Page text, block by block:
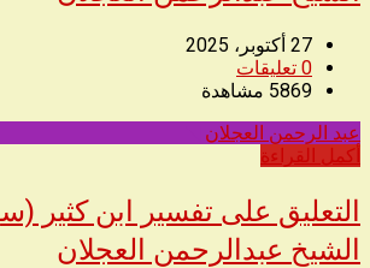
27 أكتوبر، 2025
0 تعليقات
5869 مشاهدة
عبد الرحمن العجلان
أكمل القراءة
التعليق على تفسير ابن
الشيخ عبدالرحمن العجلان